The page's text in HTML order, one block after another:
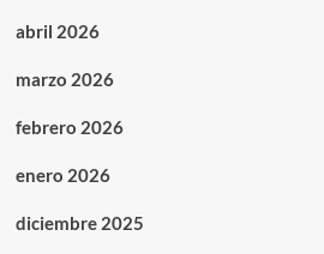
abril 2026
marzo 2026
febrero 2026
enero 2026
diciembre 2025